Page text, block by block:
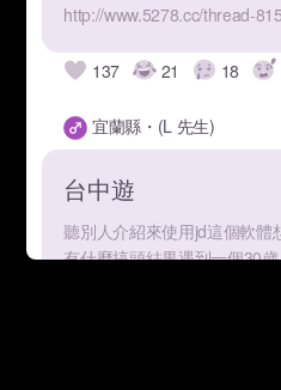
http://www.5278.cc/thread-
137 21 18
宜蘭縣・(L 先生)
台中遊
聽別人介紹來使用jd這個軟體
有什麼搞頭結果遇到一個30